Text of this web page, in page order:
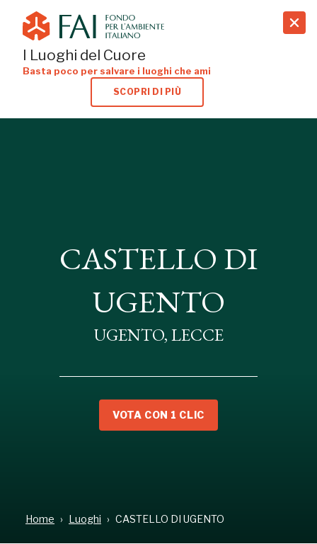
search
I Luoghi del Cuore
Basta poco per salvare i luoghi che ami
SCOPRI DI PIÙ
CASTELLO DI
UGENTO
UGENTO, LECCE
VOTA CON 1 CLIC
Home Luoghi CASTELLO DI UGENTO
UGENTO, LECCE